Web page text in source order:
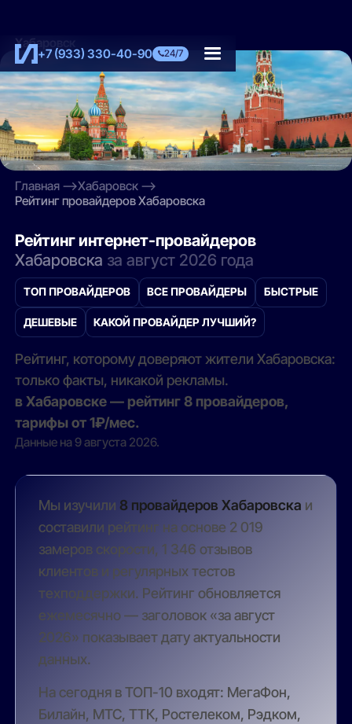
+7 (933) 330-40-90 24/7
Хабаровск
Главная
Хабаровск
Рейтинг провайдеров Хабаровска
Рейтинг интернет-провайдеров
Хабаровска за август 2026 года
ТОП ПРОВАЙДЕРОВ ВСЕ ПРОВАЙДЕРЫ БЫСТРЫЕ
ДЕШЕВЫЕ КАКОЙ ПРОВАЙДЕР ЛУЧШИЙ?
Рейтинг, которому доверяют жители Хабаровска:
только факты, никакой рекламы.
в Хабаровске — рейтинг 8 провайдеров,
тарифы от 1₽/мес.
Данные на 9 августа 2026.
Мы изучили 8 провайдеров Хабаровска и
составили рейтинг на основе 2 019
замеров скорости, 1 346 отзывов
клиентов и регулярных тестов
техподдержки. Рейтинг обновляется
ежемесячно — заголовок «за август
2026» показывает дату актуальности
данных.
На сегодня в ТОП-10 входят: МегаФон,
Билайн, МТС, ТТК, Ростелеком, Рэдком,